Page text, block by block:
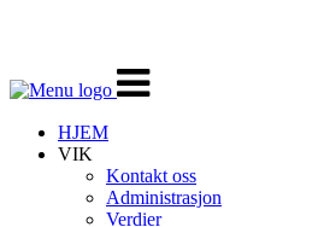
Veksle
navigasjon
HJEM
VIK
Kontakt oss
Administrasjon
Verdier